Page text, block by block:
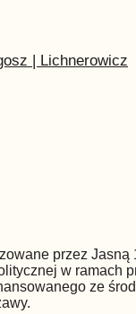
| Lichnerowicz
przez Jasną
w ramach
ze